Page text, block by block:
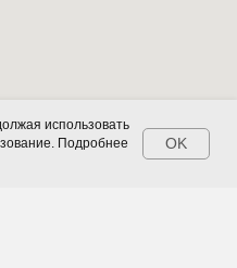
использовать
Подробнее
OK